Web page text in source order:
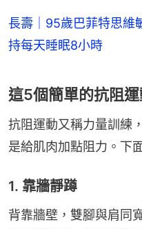
長壽｜95歲巴菲特思
持每天睡眠8小時
這5個簡單的抗阻
抗阻運動又稱力量訓練
是給肌肉加點阻力。下
1. 靠牆靜蹲
背靠牆壁，雙腳與肩同